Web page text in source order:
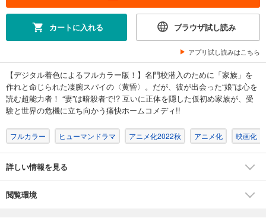
カートに入れる ブラウザ試し読み
アプリ試し読みはこちら
【デジタル着色によるフルカラー版！】名門校潜入のために「家族」を
作れと命じられた凄腕スパイの〈黄昏〉。だが、彼が出会った“娘”は心を
読む超能力者！ “妻”は暗殺者で!? 互いに正体を隠した仮初め家族が、受
験と世界の危機に立ち向かう痛快ホームコメディ!!
フルカラー ヒューマンドラマ アニメ化2022秋 アニメ化 映画化
詳しい情報を見る
閲覧環境